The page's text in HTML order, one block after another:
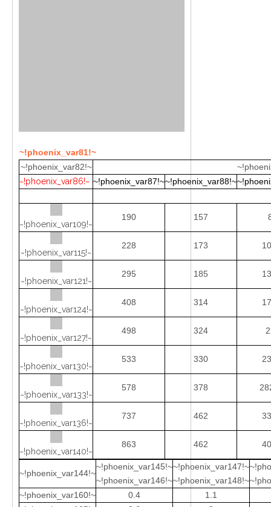
~!phoenix_var81!~
~!phoenix_var82!~
~!phoenix_var86!~ ~!phoenix_var87!~~!phoenix_var88!~
~!phoenix_var109!~
190 157
~!phoenix_var115!~
228 173
~!phoenix_var121!~
295 185
~!phoenix_var124!~
408 314
~!phoenix_var127!~
498 324
~!phoenix_var130!~
533 330
~!phoenix_var133!~
578 378
~!phoenix_var136!~
737 462
~!phoenix_var140!~
863 462
~!phoenix_var144!~
~!phoenix_var145!~
~!phoenix_var146!~
~!phoenix_var147!~
~!phoenix_var148!~
~!phoenix_var160!~
0.4
1.1